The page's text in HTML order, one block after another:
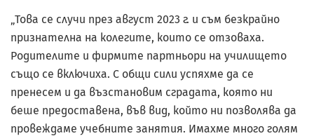
„Това се случи през август 2023 г. и съм безкрайно
признателна на колегите, които се отзоваха.
Родителите и фирмите партньори на училището
също се включиха. С общи сили успяхме да се
пренесем и да възстановим сградата, която ни
беше предоставена, във вид, който ни позволява да
провеждаме учебните занятия. Имахме много голям